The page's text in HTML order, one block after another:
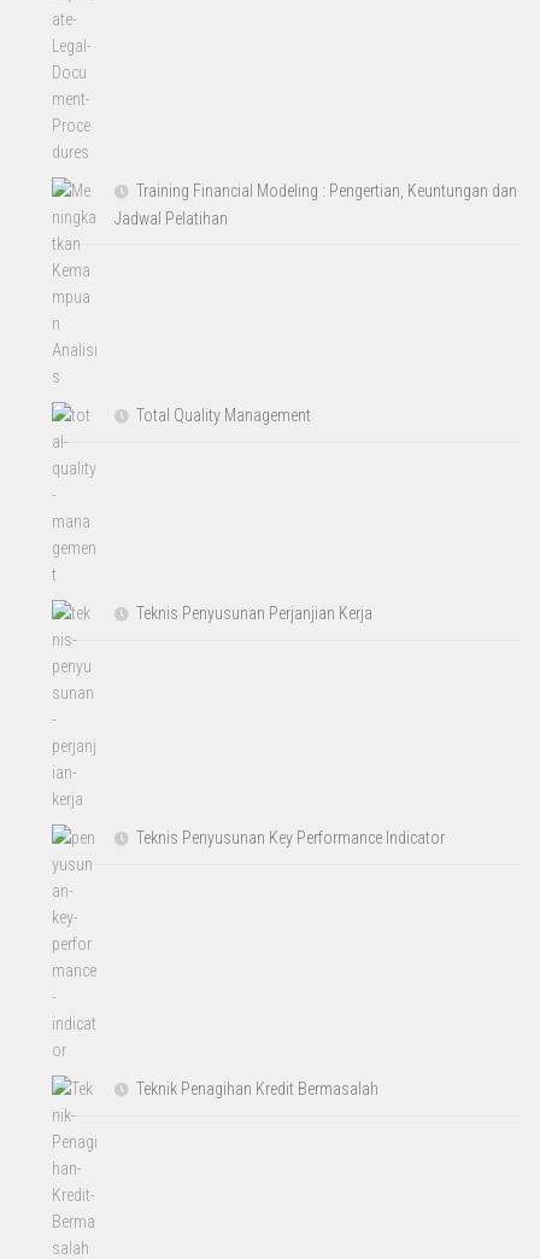
Training Financial Modeling : Pengertian, Keuntungan dan
Jadwal Pelatihan
Total Quality Management
Teknis Penyusunan Perjanjian Kerja
Teknis Penyusunan Key Performance Indicator
Teknik Penagihan Kredit Bermasalah